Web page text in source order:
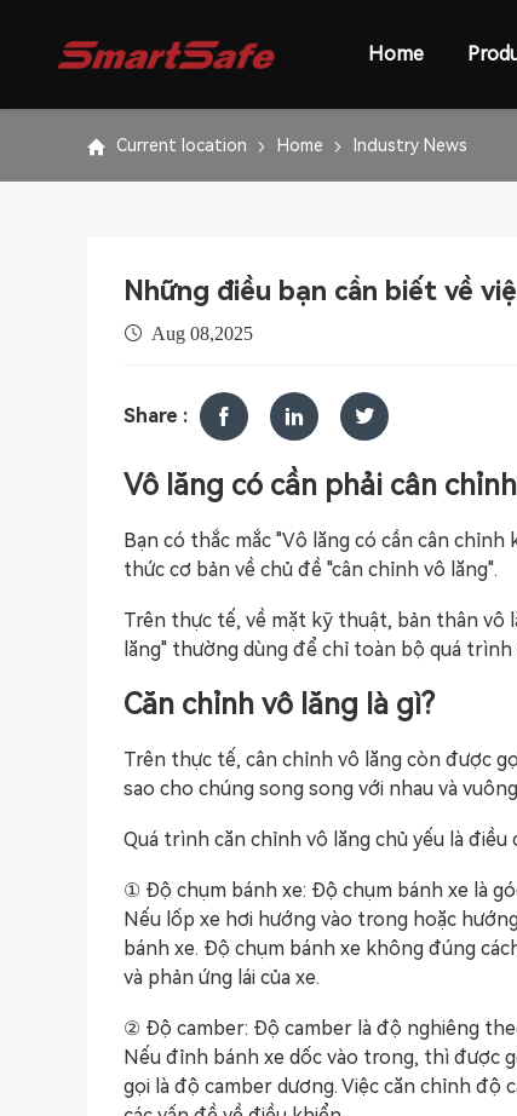
Home
Current location Home Industry News
Những điều bạn cần biết về
Aug 08,2025
Share :
Vô lăng có cần phải cân
Bạn có thắc mắc "Vô lăng có cần cân
thức cơ bản về chủ đề "cân chỉnh vô lăng".
Trên thực tế, về mặt kỹ thuật, bản thân vô
lăng" thường dùng để chỉ toàn bộ quá trình
Căn chỉnh vô lăng là gì?
Trên thực tế, cân chỉnh vô lăng còn được
sao cho chúng song song với nhau và
Quá trình căn chỉnh vô lăng chủ yếu là
① Độ chụm bánh xe: Độ chụm bánh xe là
Nếu lốp xe hơi hướng vào trong hoặc
bánh xe. Độ chụm bánh xe không đúng
và phản ứng lái của xe.
② Độ camber: Độ camber là độ nghiêng
Nếu đỉnh bánh xe dốc vào trong, thì được
gọi là độ camber dương. Việc căn chỉnh